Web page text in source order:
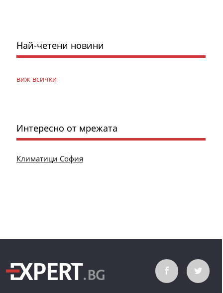
Най-четени новини
виж всички
Интересно от мрежата
Климатици София